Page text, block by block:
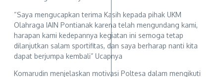
“Saya mengucapkan terima Kasih kepada pihak UKM
Olahraga IAIN Pontianak karena telah mengundang kami,
harapan kami kedepannya kegiatan ini semoga tetap
dilanjutkan salam sportifitas, dan saya berharap nanti kita
dapat berjumpa kembali” Ucapnya
Komarudin menjelaskan motivasi Poltesa dalam mengikuti